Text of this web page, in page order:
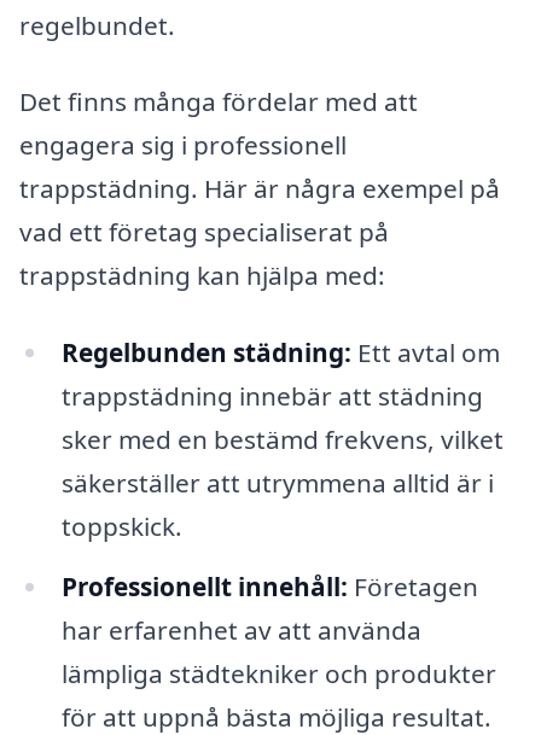
regelbundet.
Det finns många fördelar med att
engagera sig i professionell
trappstädning. Här är några exempel på
vad ett företag specialiserat på
trappstädning kan hjälpa med:
Regelbunden städning: Ett avtal om
trappstädning innebär att städning
sker med en bestämd frekvens, vilket
säkerställer att utrymmena alltid är i
toppskick.
Professionellt innehåll: Företagen
har erfarenhet av att använda
lämpliga städtekniker och produkter
för att uppnå bästa möjliga resultat.